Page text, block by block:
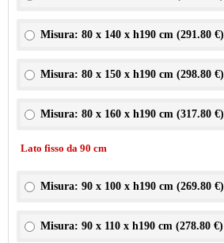
Misura: 80 x 140 x h190 cm (291.80 €)
Misura: 80 x 150 x h190 cm (298.80 €)
Misura: 80 x 160 x h190 cm (317.80 €)
Lato fisso da 90 cm
Misura: 90 x 100 x h190 cm (269.80 €)
Misura: 90 x 110 x h190 cm (278.80 €)